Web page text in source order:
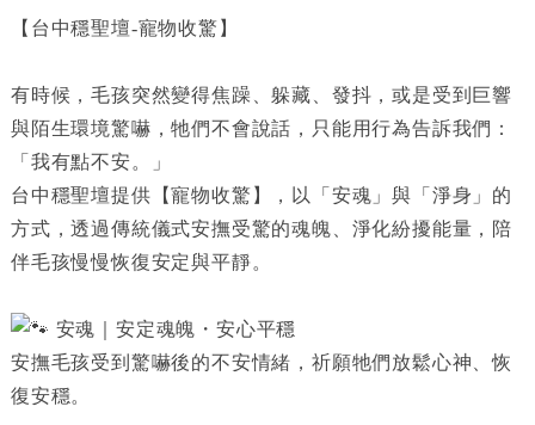
【台中穩聖壇-寵物收驚】
有時候，毛孩突然變得焦躁、躲藏、發抖，或是受到巨響
與陌生環境驚嚇，牠們不會說話，只能用行為告訴我們：
「我有點不安。」
台中穩聖壇提供【寵物收驚】，以「安魂」與「淨身」的
方式，透過傳統儀式安撫受驚的魂魄、淨化紛擾能量，陪
伴毛孩慢慢恢復安定與平靜。
安魂｜安定魂魄・安心平穩
安撫毛孩受到驚嚇後的不安情緒，祈願牠們放鬆心神、恢
復安穩。